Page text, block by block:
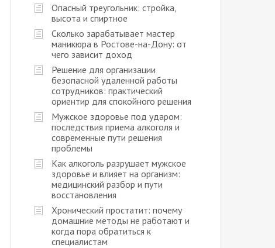
Опасный треугольник: стройка,
высота и спиртное
Сколько зарабатывает мастер
маникюра в Ростове-на-Дону: от
чего зависит доход
Решение для организации
безопасной удаленной работы
сотрудников: практический
ориентир для спокойного решения
Мужское здоровье под ударом:
последствия приема алкоголя и
современные пути решения
проблемы
Как алкоголь разрушает мужское
здоровье и влияет на организм:
медицинский разбор и пути
восстановления
Хронический простатит: почему
домашние методы не работают и
когда пора обратиться к
специалистам